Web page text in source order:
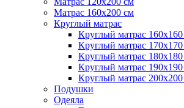
Матрас 160х200 см
Круглый матрас
Круглый матрас
Круглый матрас
Круглый матрас
Круглый матрас
Круглый матрас
Подушки
Одеяла